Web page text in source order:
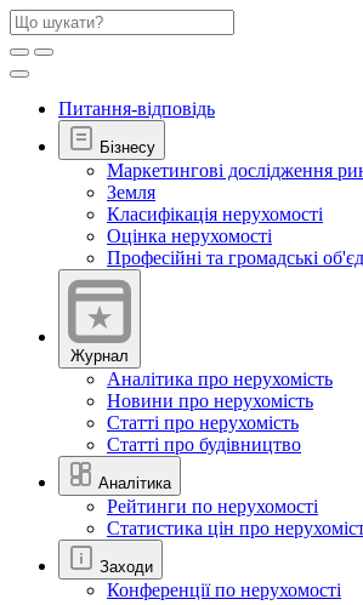
Питання-відповідь
Бізнесу
Маркетингові дослідження
Земля
Класифікація нерухомості
Оцінка нерухомості
Професійні та громадські
Журнал
Аналітика про нерухомість
Новини про нерухомість
Статті про нерухомість
Статті про будівництво
Аналітика
Рейтинги по нерухомості
Статистика цін про
Заходи
Конференції по нерухомості